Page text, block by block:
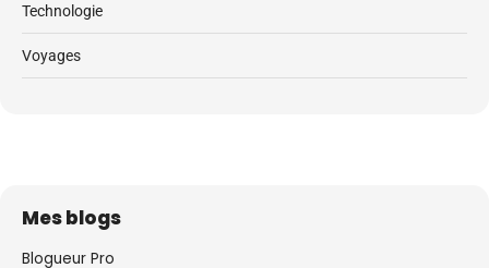
Technologie
Voyages
Mes blogs
Blogueur Pro